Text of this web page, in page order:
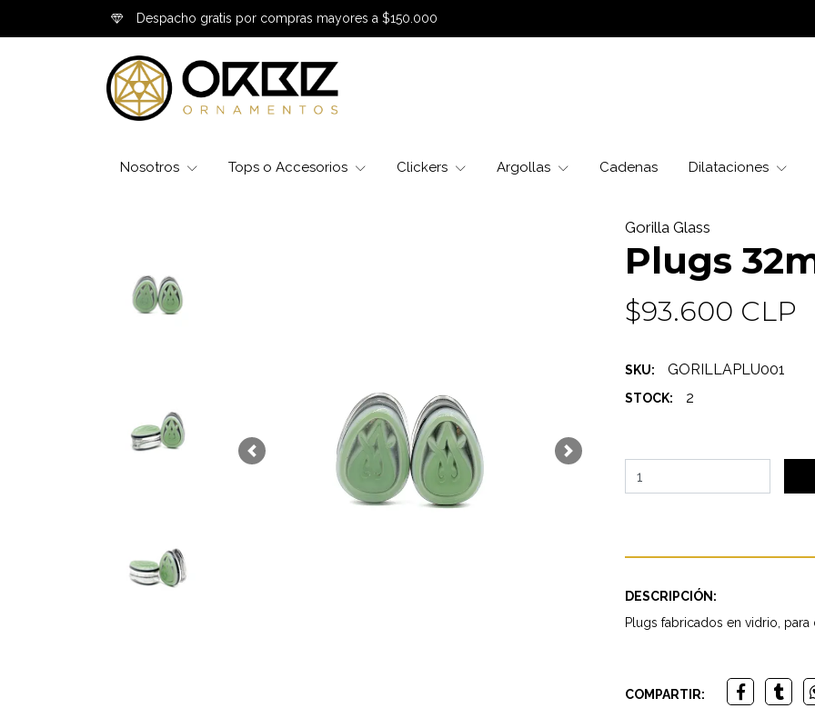
Despacho gratis por compras mayores a $150.000
Nosotros Tops o Accesorios Clickers Argollas Cadenas Dilataciones
Previous Next
Gorilla Glass
Plugs
$93.600 CLP
SKU: GORILLAPLU001
STOCK: 2
DESCRIPCIÓN:
Plugs fabricados en vidrio,
COMPARTIR: